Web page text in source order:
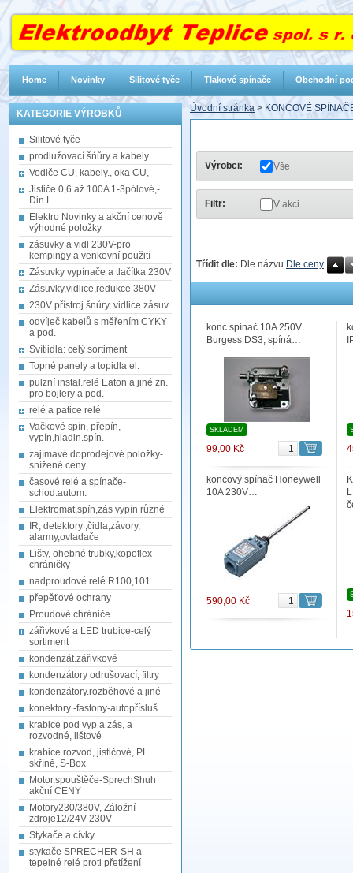
KATEGORIE VÝROBKŮ
Silitové tyče
prodlužovací šńůry a kabely
Vodiče CU, kabely., oka CU,
Jističe 0,6 až 100A 1-3pólové,-
Din L
Elektro Novinky a akční cenově
výhodné položky
zásuvky a vidl 230V-pro
kempingy a venkovní použití
Zásuvky vypínače a tlačítka 230V
Zásuvky,vidlice,redukce 380V
230V přístroj šnůry, vidlice.zásuv.
odvíječ kabelů s měřením CYKY
a pod.
Svítiidla: celý sortiment
Topné panely a topidla el.
pulzní instal.relé Eaton a jiné zn.
pro bojlery a pod.
relé a patice relé
Vačkové spín, přepín,
vypín,hladin.spín.
zajímavé doprodejové položky-
snížené ceny
časové relé a spínače-
schod.autom.
Elektromat,spín,zás vypín různé
IR, detektory ,čidla,závory,
alarmy,ovladače
Lišty, ohebné trubky,kopoflex
chráničky
nadproudové relé R100,101
přepěťové ochrany
Proudové chrániče
zářivkové a LED trubice-celý
sortiment
kondenzát.zářivkové
kondenzátory odrušovací, filtry
kondenzátory.rozběhové a jiné
konektory -fastony-autopřísluš.
krabice pod vyp a zás, a
rozvodné, lištové
krabice rozvod, jističové, PL
skříně, S-Box
Motor.spouštěče-SprechShuh
akční CENY
Motory230/380V, Záložní
zdroje12/24V-230V
Stykače a cívky
stykače SPRECHER-SH a
tepelné relé proti přetížení
Úvodní stránka > KONCOVÉ
Výrobci: Vše
Filtr: V akci
Třídit dle: Dle názvu Dle ceny
konc.spínač 10A 250V
Burgess DS3, spíná…
SKLADEM
99,00 Kč
koncový spínač Honeywell
10A 230V…
590,00 Kč
Home Novinky Silitové tyče Tlakové spínače Obchodní